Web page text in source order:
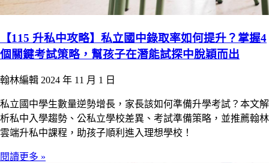
【115 升私中攻略】私立國中錄取率如何提升？掌握4
個關鍵考試策略，幫孩子在潛能試探中脫穎而出
翰林編輯 2024 年 11 月 1 日
私立國中學生數量逆勢增長，家長該如何準備升學考試？本文解
析私中入學趨勢、公私立學校差異、考試準備策略，並推薦翰林
雲端升私中課程，助孩子順利進入理想學校！
閱讀更多 »